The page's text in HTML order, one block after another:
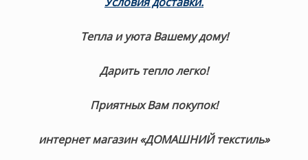
Тепла и уюта Вашему дому!
Дарить тепло легко!
Приятных Вам покупок!
интернет магазин «ДОМАШНИЙ текстиль»